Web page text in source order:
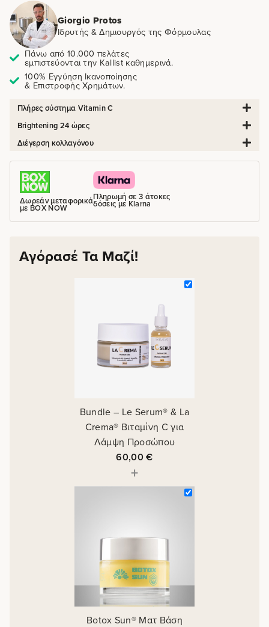
Giorgio Protos
Ιδρυτής & Δημιουργός της Φόρμουλας
Πάνω από 10.000 πελάτες
εμπιστεύονται την Kallist καθημερινά.
100% Εγγύηση Ικανοποίησης
& Επιστροφής Χρημάτων.
Πλήρες σύστημα Vitamin C
Brightening 24 ώρες
Διέγερση κολλαγόνου
Δωρεάν μεταφορικά
με BOX NOW
Πληρωμή σε 3 άτοκες
δόσεις με Klarna
Αγόρασέ Τα Μαζί!
Bundle – Le Serum® & La
Crema® Βιταμίνη C για
Λάμψη Προσώπου
60,00€
+
Botox Sun® Ματ Βάση